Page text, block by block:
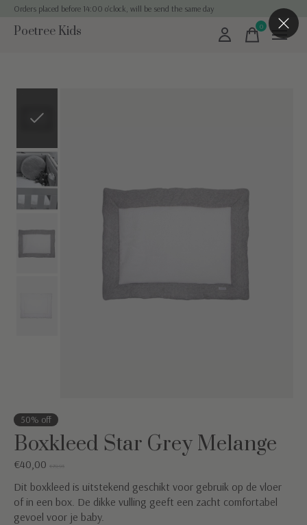
Orders placed before 14:00 o'clock, will be send the same day
Poetree Kids 0items
50% off
Boxkleed Star Grey Melange
€40,00 €79,95
Dit boxkleed is uitstekend geschikt voor gebruik op de vloer
of in een box. De dikke vulling geeft een zacht comfortabel
gevoel voor je baby.